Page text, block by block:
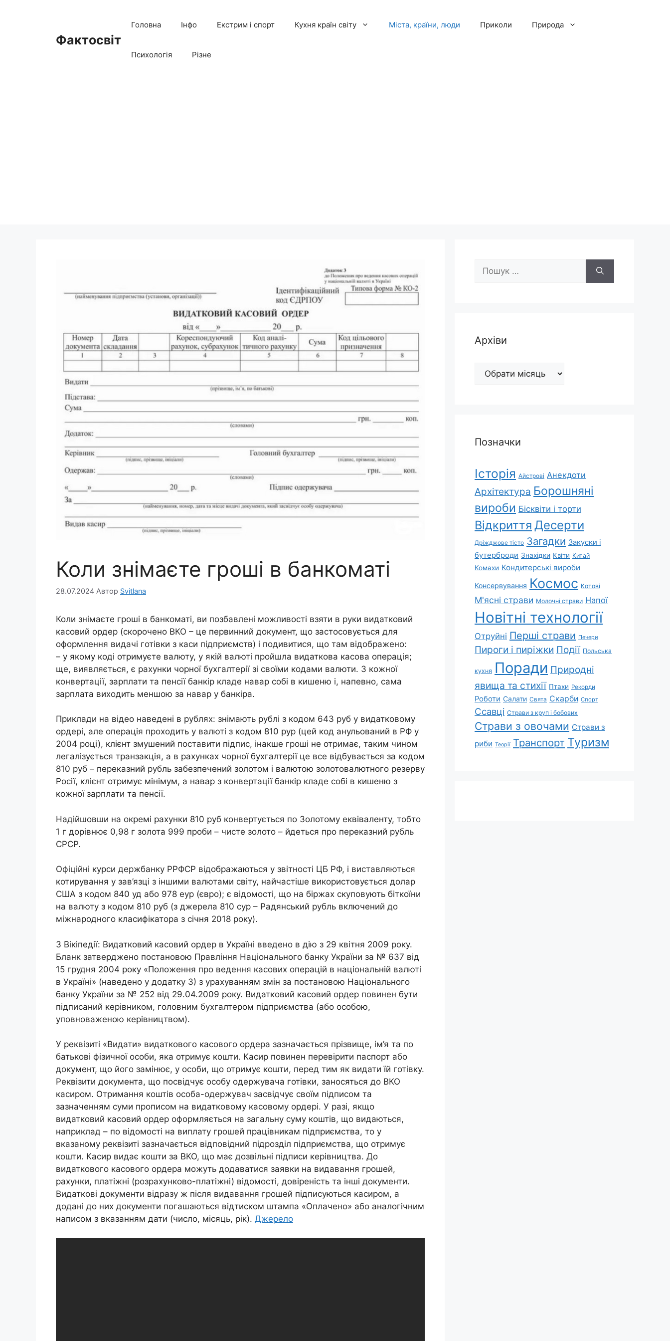
Фактосвіт
Головна Інфо Екстрим і спорт Кухня країн світу Міста, країни, люди Приколи Природа
Психологія Різне
Коли знімаєте гроші в банкоматі
28.07.2024 Автор Svitlana
Коли знімаєте гроші в банкоматі, ви позбавлені можливості взяти в руки видатковий
касовий ордер (скорочено ВКО – це первинний документ, що застосовується для
оформлення видачі готівки з каси підприємств) і подивитися, що там відображено:
– у якому коді отримуєте валюту, у якій валюті пройшла видаткова касова операція;
ще, виявляється, є рахунки чорної бухгалтерії зі своїми кодами валюти. З кожної
конвертації, зарплати та пенсії банкір кладе навар собі в кишеню і, напевно, сама
зарплата виходить меншою за навар у банкіра.
Приклади на відео наведені в рублях: знімають рублі з кодом 643 руб у видатковому
ордері, але операція проходить у валюті з кодом 810 рур (цей код анульований в РФ у
2004 році), клієнт змушений поставити підпис, інакше гроші не отримає, таким чином
легалізується транзакція, а в рахунках чорної бухгалтерії це все відбувається за кодом
810 руб – переказний рубль забезпечений золотом і валютою золотовалютного резерву
Росії, клієнт отримує мінімум, а навар з конвертації банкір кладе собі в кишеню з
кожної зарплати та пенсії.
Надійшовши на окремі рахунки 810 руб конвертується по Золотому еквіваленту, тобто
1 г дорівнює 0,98 г золота 999 проби – чисте золото – йдеться про переказний рубль
СРСР.
Офіційні курси держбанку РРФСР відображаються у звітності ЦБ РФ, і виставляються
котирування у зав’язці з іншими валютами світу, найчастіше використовується долар
США з кодом 840 уд або 978 еур (євро); є відомості, що на біржах скуповують біткоїни
на валюту з кодом 810 руб (з джерела 810 сур – Радянський рубль включений до
міжнародного класифікатора з січня 2018 року).
З Вікіпедії: Видатковий касовий ордер в Україні введено в дію з 29 квітня 2009 року.
Бланк затверджено постановою Правління Національного банку України за № 637 від
15 грудня 2004 року «Положення про ведення касових операцій в національній валюті
в Україні» (наведено у додатку 3) з урахуванням змін за постановою Національного
банку України за № 252 від 29.04.2009 року. Видатковий касовий ордер повинен бути
підписаний керівником, головним бухгалтером підприємства (або особою,
уповноваженою керівництвом).
У реквізиті «Видати» видаткового касового ордера зазначається прізвище, ім’я та по
батькові фізичної особи, яка отримує кошти. Касир повинен перевірити паспорт або
документ, що його замінює, у особи, що отримує кошти, перед тим як видати їй готівку.
Реквізити документа, що посвідчує особу одержувача готівки, заносяться до ВКО
касиром. Отримання коштів особа-одержувач засвідчує своїм підписом та
зазначенням суми прописом на видатковому касовому ордері. У разі, якщо
видатковий касовий ордер оформляється на загальну суму коштів, що видаються,
наприклад – по відомості на виплату грошей працівникам підприємства, то у
вказаному реквізиті зазначається відповідний підрозділ підприємства, що отримує
кошти. Касир видає кошти за ВКО, що має дозвільні підписи керівництва. До
видаткового касового ордера можуть додаватися заявки на видавання грошей,
рахунки, платіжні (розрахунково-платіжні) відомості, довіреність та інші документи.
Видаткові документи відразу ж після видавання грошей підписуються касиром, а
додані до них документи погашаються відтиском штампа «Оплачено» або аналогічним
написом з вказанням дати (число, місяць, рік). Джерело
Пошук:
Архіви
Архіви
Позначки
Історія Айстрові Анекдоти
Архітектура Борошняні
вироби Бісквіти і торти
Відкриття Десерти
Дріжджове тісто Загадки Закуски і
бутерброди Знахідки Квіти Китай
Комахи Кондитерські вироби
Консервування Космос Котові
М'ясні страви Молочні страви Напої
Новітні технології
Отруйні Перші страви Печери
Пироги і пиріжки Події Польська
кухня Поради Природні
явища та стихії Птахи Рекорди
Роботи Салати Свята Скарби Спорт
Ссавці Страви з круп і бобових
Страви з овочами Страви з
риби Теорії Транспорт Туризм